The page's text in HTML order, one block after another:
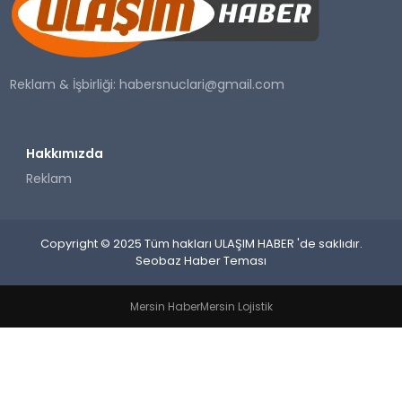
SAĞLIK
YAŞAM
Reklam & İşbirliği:habersnuclari@gmail.com
Hakkımızda
Reklam
Copyright © 2025 Tüm hakları ULAŞIM HABER 'de saklıdır.
Seobaz Haber Teması
Mersin HaberMersin Lojistik